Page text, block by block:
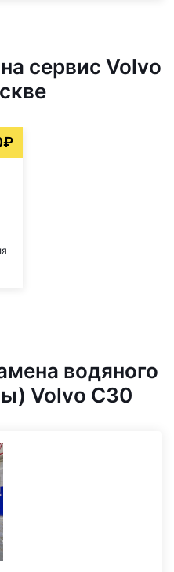
сервис Volvo
водяного
Volvo C30